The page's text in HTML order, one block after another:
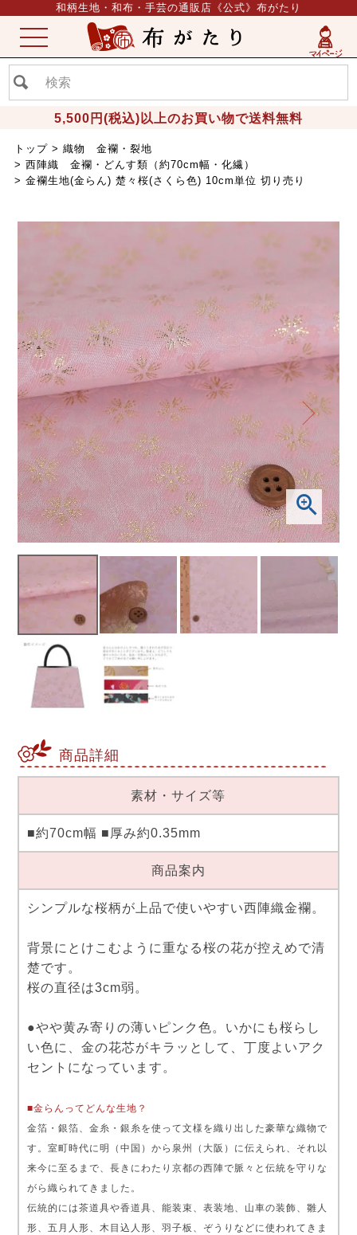
和柄生地・和布・手芸の通販店《公式》布がたり
5,500円(税込)以上のお買い物で送料無料
ME
NU
トップ
織物 金襴・裂地
西陣織 金襴・どんす類（約70cm幅・化繊）
金襴生地(金らん) 楚々桜(さくら色) 10cm単位 切り売り
商品詳細
素材・サイズ等
■約70cm幅 ■厚み約0.35mm
商品案内
シンプルな桜柄が上品で使いやすい西陣織金襴。
背景にとけこむように重なる桜の花が控えめで清
楚です。
桜の直径は3cm弱。
●やや黄み寄りの薄いピンク色。いかにも桜らし
い色に、金の花芯がキラッとして、丁度よいアク
セントになっています。
■金らんってどんな生地？
金箔・銀箔、金糸・銀糸を使って文様を織り出した豪華な織物で
す。室町時代に明（中国）から泉州（大阪）に伝えられ、それ以
来今に至るまで、長きにわたり京都の西陣で脈々と伝統を守りな
がら織られてきました。
伝統的には茶道具や香道具、能装束、表装地、山車の装飾、雛人
形、五月人形、木目込人形、羽子板、ぞうりなどに使われてきま